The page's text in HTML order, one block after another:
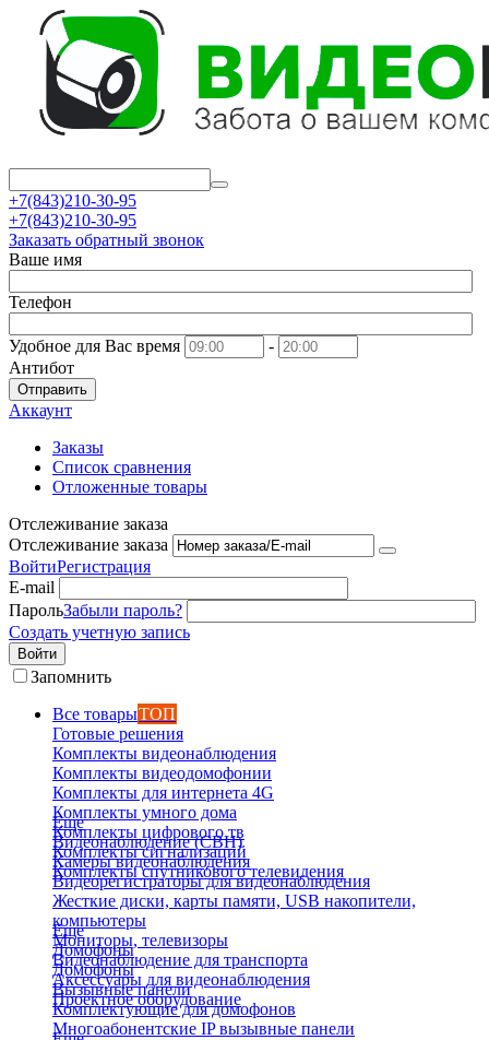
+7(843)210-30-95
+7(843)210-30-95
Заказать обратный звонок
Ваше имя
Телефон
Удобное для Вас время
-
Антибот
Отправить
Аккаунт
Заказы
Список сравнения
Отложенные товары
Отслеживание заказа
Отслеживание заказа
ВойтиРегистрация
E-mail
ПарольЗабыли пароль?
Создать учетную запись
Войти
Запомнить
Все товарыТОП
Готовые решения
Комплекты видеонаблюдения
Комплекты видеодомофонии
Комплекты для интернета 4G
Комплекты умного дома
Комплекты цифрового тв
Комплекты сигнализаций
Комплекты спутникового телевидения
Еще
Видеонаблюдение (СВН)
Камеры видеонаблюдения
Видеорегистраторы для видеонаблюдения
Жесткие диски, карты памяти, USB накопители,
компьютеры
Мониторы, телевизоры
Видеонаблюдение для транспорта
Аксессуары для видеонаблюдения
Проектное оборудование
Еще
Домофоны
Домофоны
Вызывные панели
Комплектующие для домофонов
Многоабонентские IP вызывные панели